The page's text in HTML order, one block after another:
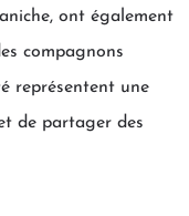
ont également
compagnons
représentent une
de partager des